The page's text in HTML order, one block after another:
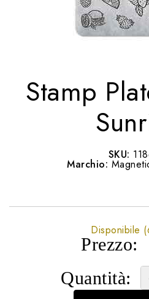
Stamp
SKU:
Marchio:
Prezzo:
Disponibile
Quantità: